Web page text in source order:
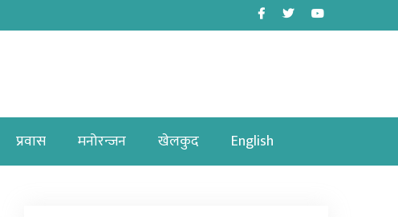
Facebook
TwitterYoutube
प्रवास मनोरन्जन खेलकुद English